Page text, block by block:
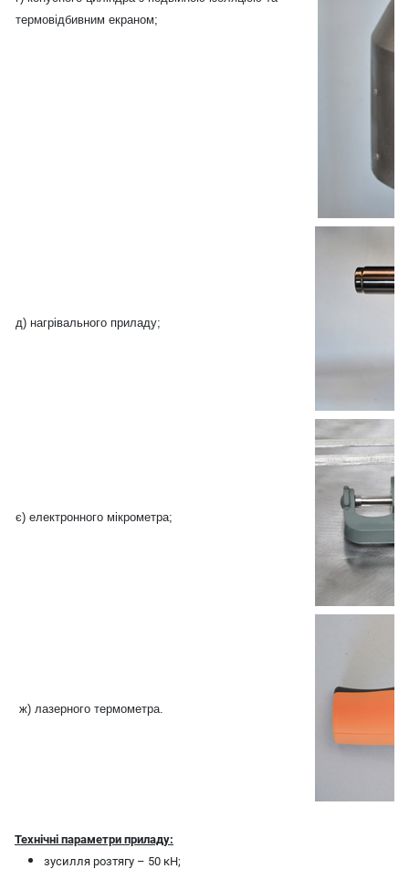
термовідбивним екраном;
д) нагрівального приладу;
є) електронного мікрометра;
ж) лазерного термометра.
Технічні параметри приладу:
зусилля розтягу – 50 кН;